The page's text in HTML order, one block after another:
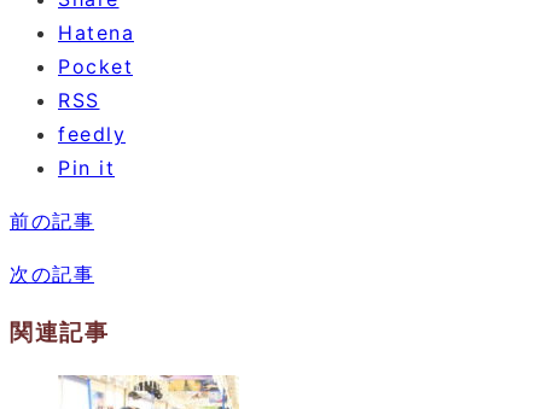
Hatena
Pocket
RSS
feedly
Pin it
前の記事
次の記事
関連記事